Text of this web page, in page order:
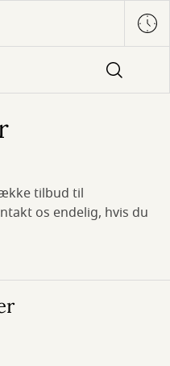
tilbud til
os endelig, hvis du